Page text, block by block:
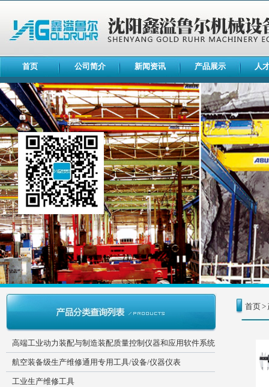
首页 公司简介 新闻资讯 产品展示 人
高端工业动力装配与制造装配质量控制仪器和应用软件系统
航空装备级生产维修通用专用工具/设备/仪器仪表
工业生产维修工具
首页>